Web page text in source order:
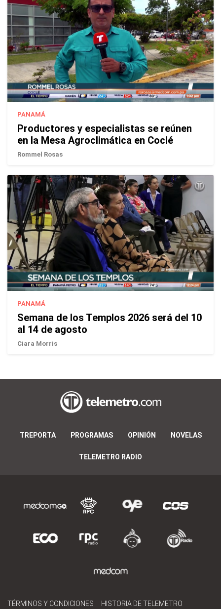
PANAMÁ
Productores y especialistas se reúnen
en la Mesa Agroclimática en Coclé
Rommel Rosas
PANAMÁ
Semana de los Templos 2026 será del 10
al 14 de agosto
Ciara Morris
TREPORTA PROGRAMAS OPINIÓN NOVELAS
TELEMETRO RADIO
TÉRMINOS Y CONDICIONES HISTORIA DE TELEMETRO